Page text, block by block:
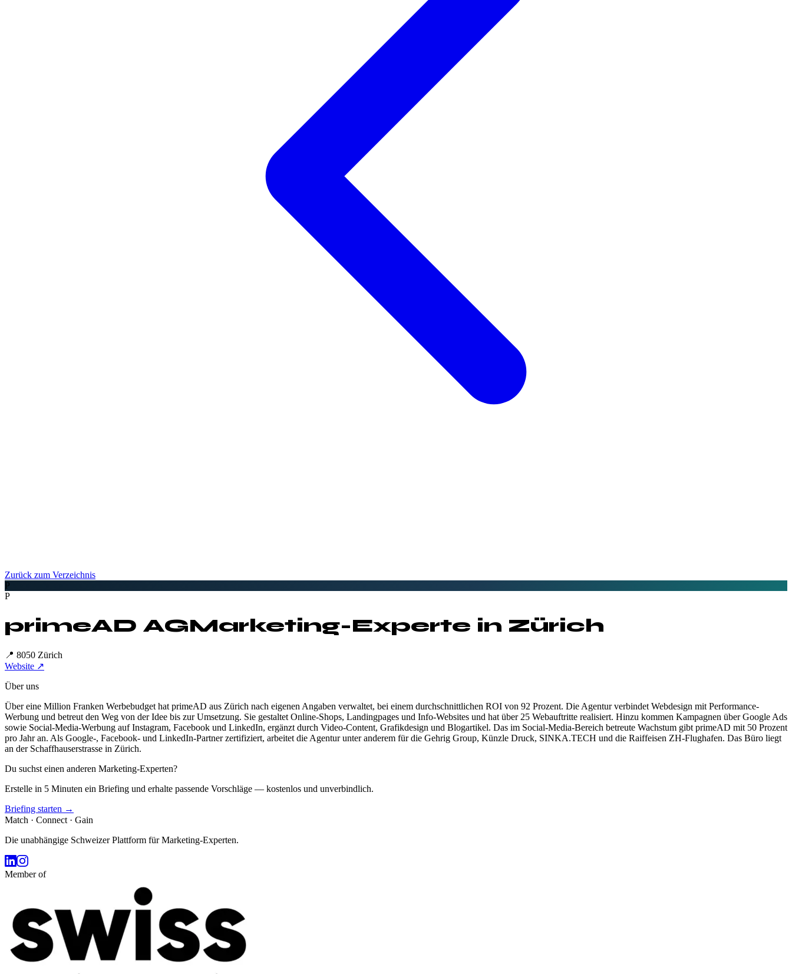
Zurück zum Verzeichnis
P
P
primeAD AGMarketing-Experte in Zürich
📍 8050 Zürich
Website ↗
Über uns
Über eine Million Franken Werbebudget hat primeAD aus Zürich nach eigenen Angaben verwaltet, bei einem durchschnittlichen ROI von 92 Prozent. Die Agentur verbindet Webdesign mit Performance-
Werbung und betreut den Weg von der Idee bis zur Umsetzung. Sie gestaltet Online-Shops, Landingpages und Info-Websites und hat über 25 Webauftritte realisiert. Hinzu kommen Kampagnen über Google Ads
sowie Social-Media-Werbung auf Instagram, Facebook und LinkedIn, ergänzt durch Video-Content, Grafikdesign und Blogartikel. Das im Social-Media-Bereich betreute Wachstum gibt primeAD mit 50 Prozent
pro Jahr an. Als Google-, Facebook- und LinkedIn-Partner zertifiziert, arbeitet die Agentur unter anderem für die Gehrig Group, Künzle Druck, SINKA.TECH und die Raiffeisen ZH-Flughafen. Das Büro liegt
an der Schaffhauserstrasse in Zürich.
Du suchst einen anderen Marketing-Experten?
Erstelle in 5 Minuten ein Briefing und erhalte passende Vorschläge — kostenlos und unverbindlich.
Briefing starten →
Match · Connect · Gain
Die unabhängige Schweizer Plattform für Marketing-Experten.
Member of